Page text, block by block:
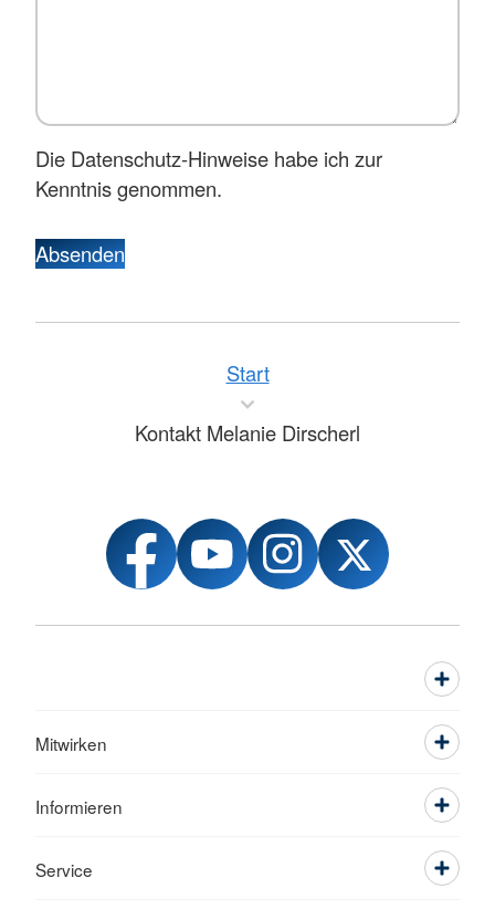
Die Datenschutz-Hinweise habe ich zur
Kenntnis genommen.
Absenden
Start
Kontakt Melanie Dirscherl
Mitwirken
Informieren
Service